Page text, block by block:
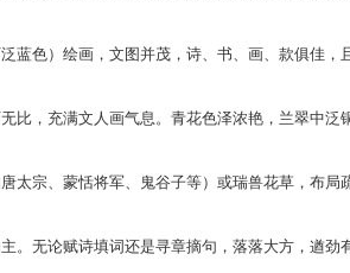
蓝色）绘画，文图并茂，诗、书、画、款俱佳，
比，充满文人画气息。青花色泽浓艳，兰翠中
太宗、蒙恬将军、鬼谷子等）或瑞兽花草，布局
。无论赋诗填词还是寻章摘句，落落大方，遒劲